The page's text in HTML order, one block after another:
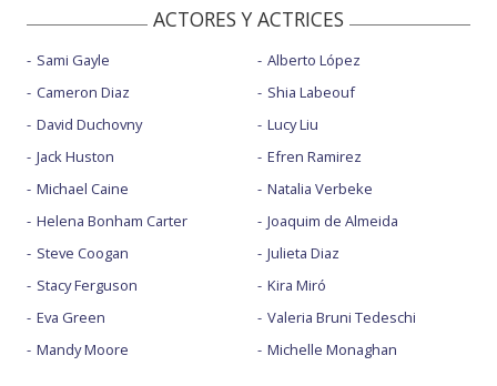
ACTORES Y ACTRICES
Sami Gayle
Cameron Diaz
David Duchovny
Jack Huston
Michael Caine
Helena Bonham Carter
Steve Coogan
Stacy Ferguson
Eva Green
Mandy Moore
Alberto López
Shia Labeouf
Lucy Liu
Efren Ramirez
Natalia Verbeke
Joaquim de Almeida
Julieta Diaz
Kira Miró
Valeria Bruni Tedeschi
Michelle Monaghan